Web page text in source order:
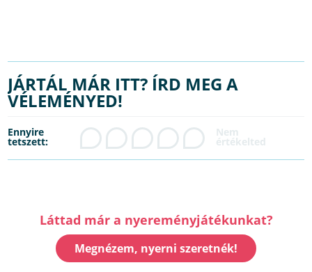
JÁRTÁL MÁR ITT? ÍRD MEG A
VÉLEMÉNYED!
Ennyire
tetszett:
Láttad már a nyereményjátékunkat?
Megnézem, nyerni szeretnék!